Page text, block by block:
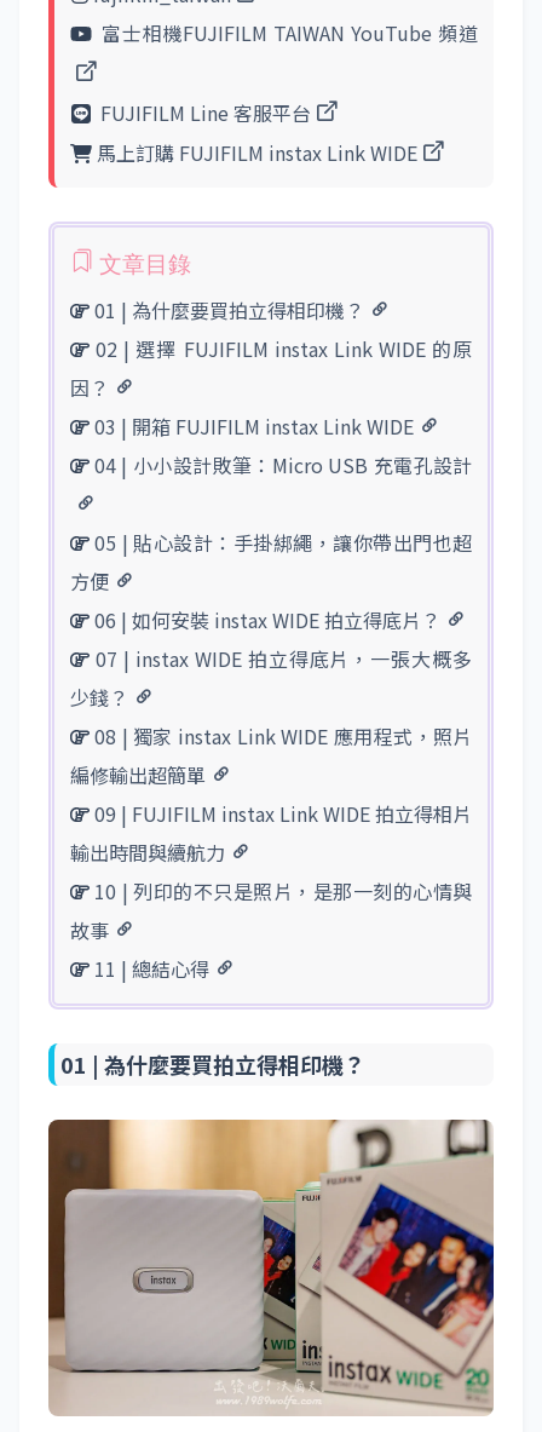
富士相機FUJIFILM TAIWAN YouTube 頻道
FUJIFILM Line 客服平台
馬上訂購 FUJIFILM instax Link WIDE
01 | 為什麼要買拍立得相印機？
02 | 選擇 FUJIFILM instax Link WIDE 的原
因？
03 | 開箱 FUJIFILM instax Link WIDE
04 | 小小設計敗筆：Micro USB 充電孔設計
05 | 貼心設計：手掛綁繩，讓你帶出門也超
方便
06 | 如何安裝 instax WIDE 拍立得底片？
07 | instax WIDE 拍立得底片，一張大概多
少錢？
08 | 獨家 instax Link WIDE 應用程式，照片
編修輸出超簡單
09 | FUJIFILM instax Link WIDE 拍立得相片
輸出時間與續航力
10 | 列印的不只是照片，是那一刻的心情與
故事
11 | 總結心得
01 |為什麼要買拍立得相印機？